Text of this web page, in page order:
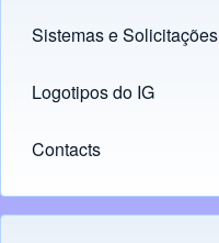
Sistemas e Solicitações
(opens in new tab)
Logotipos do IG
(opens in new tab)
Contacts